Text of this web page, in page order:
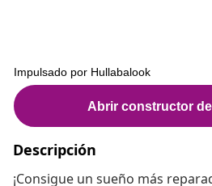
Descripción
¡Consigue un sueño más